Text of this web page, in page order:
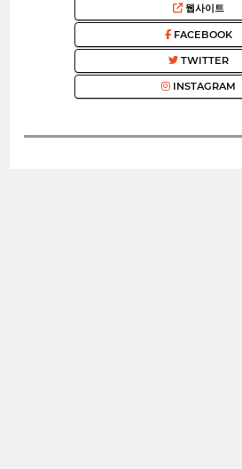
웹사이트
FACEBOOK
TWITTER
INSTAGRAM